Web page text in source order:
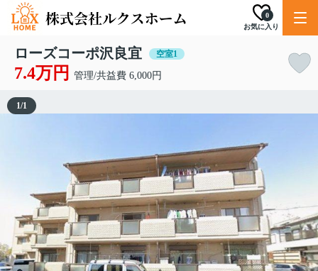
お気に入り
0
ローズコーポ沢良宜 空室1
7.4万円 管理/共益費 6,000円
1/1